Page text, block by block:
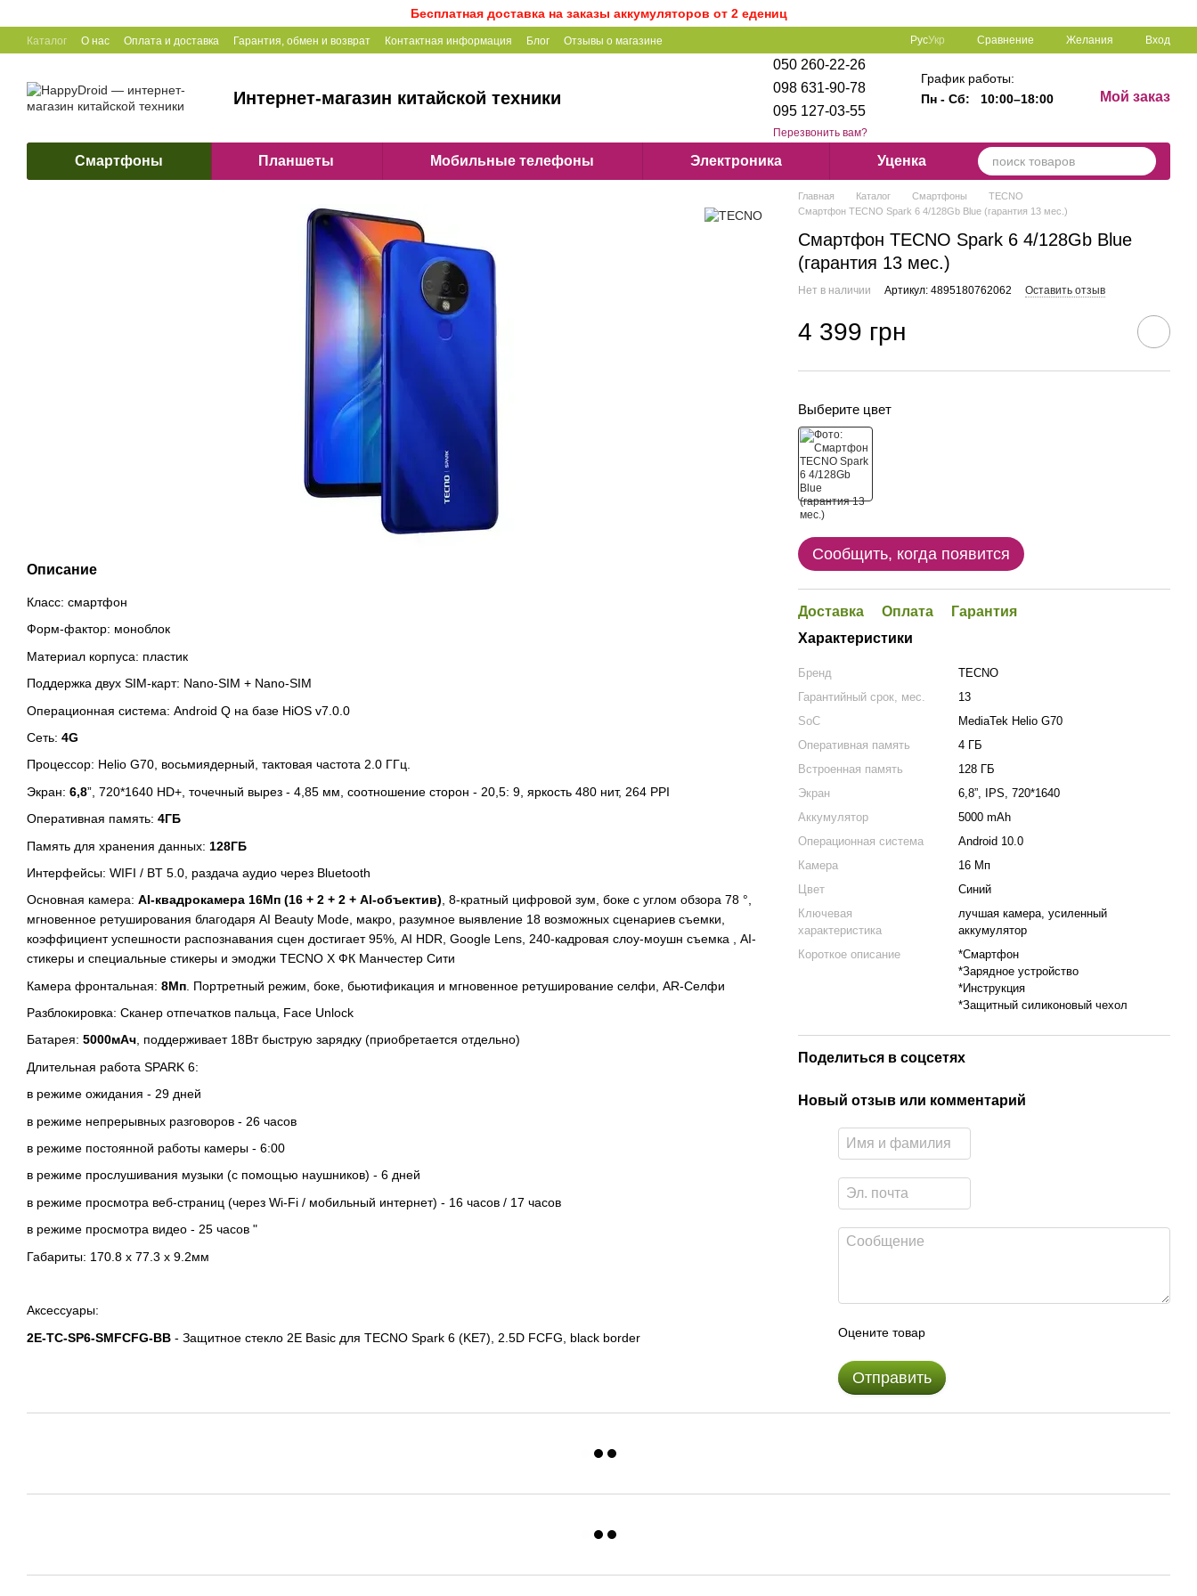
Бесплатная доставка на заказы аккумуляторов от 2 едениц
Каталог О нас Оплата и доставка Гарантия, обмен и возврат Контактная информация Блог Отзывы о магазине РусУкр Сравнение Желания Вход
Интернет-магазин китайской техники
050 260-22-26
098 631-90-78
095 127-03-55
Перезвонить вам?
График работы:
Пн - Сб:
10:00–18:00 Мой заказ
Смартфоны Планшеты Мобильные телефоны Электроника Уценка
Описание
Класс: смартфон
Форм-фактор: моноблок
Материал корпуса: пластик
Поддержка двух SIM-карт: Nano-SIM + Nano-SIM
Операционная система: Android Q на базе HiOS v7.0.0
Сеть: 4G
Процессор: Helio G70, восьмиядерный, тактовая частота 2.0 ГГц.
Экран: 6,8”, 720*1640 HD+, точечный вырез - 4,85 мм, соотношение сторон - 20,5: 9, яркость 480 нит, 264 PPI
Оперативная память: 4ГБ
Память для хранения данных: 128ГБ
Интерфейсы: WIFI / BT 5.0, раздача аудио через Bluetooth
Основная камера: AI-квадрокамера 16Мп (16 + 2 + 2 + AI-объектив), 8-кратный цифровой зум, боке с углом обзора 78 °,
мгновенное ретуширования благодаря AI Beauty Mode, макро, разумное выявление 18 возможных сценариев съемки,
коэффициент успешности распознавания сцен достигает 95%, AI HDR, Google Lens, 240-кадровая слоу-моушн съемка , AI-
стикеры и специальные стикеры и эмоджи TECNO X ФК Манчестер Сити
Камера фронтальная: 8Мп . Портретный режим, боке, бьютификация и мгновенное ретуширование селфи, AR-Селфи
Разблокировка: Сканер отпечатков пальца, Face Unlock
Батарея: 5000мАч, поддерживает 18Вт быструю зарядку (приобретается отдельно)
Длительная работа SPARK 6:
в режиме ожидания - 29 дней
в режиме непрерывных разговоров - 26 часов
в режиме постоянной работы камеры - 6:00
в режиме прослушивания музыки (с помощью наушников) - 6 дней
в режиме просмотра веб-страниц (через Wi-Fi / мобильный интернет) - 16 часов / 17 часов
в режиме просмотра видео - 25 часов "
Габариты: 170.8 x 77.3 x 9.2мм
Аксессуары:
2E-TC-SP6-SMFCFG-BB - Защитное стекло 2E Basic для TECNO Spark 6 (KE7), 2.5D FCFG, black border
Главная Каталог Смартфоны
TECNO
Смартфон TECNO Spark 6 4/128Gb Blue (гарантия 13 мес.)
Смартфон TECNO Spark 6 4/128Gb Blue
(гарантия 13 мес.)
Нет в наличии Артикул: 4895180762062 Оставить отзыв
4 399 грн
Выберите цвет
Сообщить, когда появится
Доставка Оплата
Гарантия
Характеристики
Бренд
TECNO
Гарантийный срок, мес.
13
SoC
MediaTek Helio G70
Оперативная память
4 ГБ
Встроенная память
128 ГБ
Экран
6,8”, IPS, 720*1640
Аккумулятор
5000 mAh
Операционная система
Android 10.0
Камера
16 Мп
Цвет
Синий
Ключевая
характеристика
лучшая камера, усиленный
аккумулятор
Короткое описание
*Cмартфон
*Зарядное устройство
*Инструкция
*Защитный силиконовый чехол
Поделиться в соцсетях
Новый отзыв или комментарий
Оцените товар
Отправить